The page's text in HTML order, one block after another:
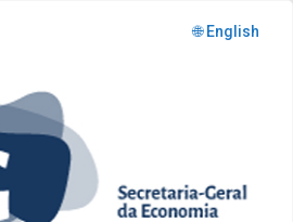
🌐 English